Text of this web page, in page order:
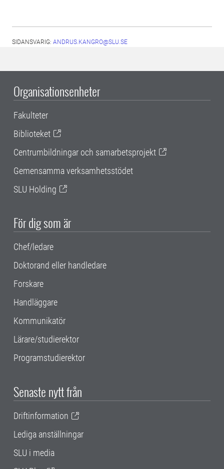
SIDANSVARIG: ANDRUS.KANGRO@SLU.SE
Organisationsenheter
Fakulteter
Biblioteket
Centrumbildningar och samarbetsprojekt
Gemensamma verksamhetsstödet
SLU Holding
För dig som är
Chef/ledare
Doktorand eller handledare
Forskare
Handläggare
Kommunikatör
Lärare/studierektor
Programstudierektor
Senaste nytt från
Driftinformation
Lediga anställningar
SLU i media